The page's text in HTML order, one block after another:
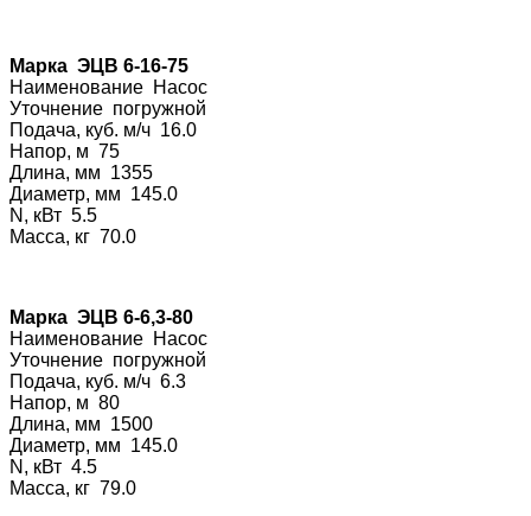
Марка ЭЦВ 6-16-75
Наименование Насос
Уточнение погружной
Подача, куб. м/ч 16.0
Напор, м 75
Длина, мм 1355
Диаметр, мм 145.0
N, кВт 5.5
Масса, кг 70.0
Марка ЭЦВ 6-6,3-80
Наименование Насос
Уточнение погружной
Подача, куб. м/ч 6.3
Напор, м 80
Длина, мм 1500
Диаметр, мм 145.0
N, кВт 4.5
Масса, кг 79.0